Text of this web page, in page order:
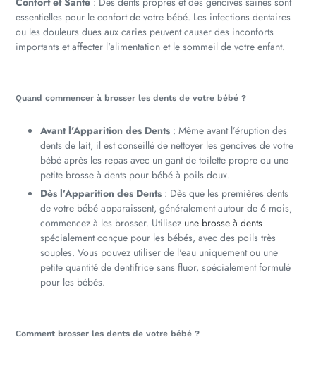
essentielles pour le confort de votre bébé. Les infections dentaires
ou les douleurs dues aux caries peuvent causer des inconforts
importants et affecter l'alimentation et le sommeil de votre enfant.
Quand commencer à brosser les dents de votre bébé ?
Avant l’Apparition des Dents : Même avant l’éruption des
dents de lait, il est conseillé de nettoyer les gencives de votre
bébé après les repas avec un gant de toilette propre ou une
petite brosse à dents pour bébé à poils doux.
Dès l’Apparition des Dents : Dès que les premières dents
de votre bébé apparaissent, généralement autour de 6 mois,
commencez à les brosser. Utilisez une brosse à dents
spécialement conçue pour les bébés, avec des poils très
souples. Vous pouvez utiliser de l'eau uniquement ou une
petite quantité de dentifrice sans fluor, spécialement formulé
pour les bébés.
Comment brosser les dents de votre bébé ?